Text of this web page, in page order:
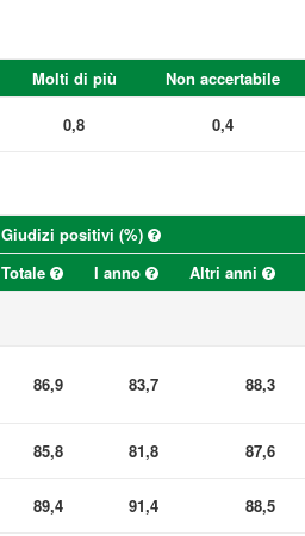
Molti di più Non accertabile
0,8 0,4
Giudizi positivi (%)
Totale
I anno Altri anni
86,9 83,7 88,3
85,8 81,8 87,6
89,4 91,4 88,5